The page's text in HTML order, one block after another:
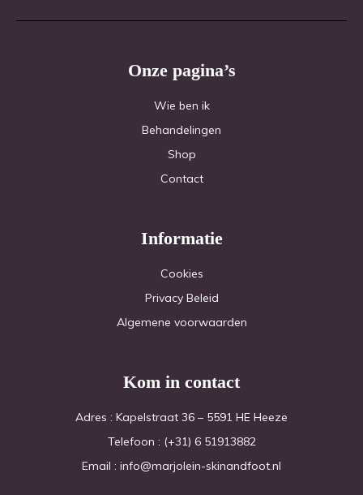
Onze pagina’s
Wie ben ik
Behandelingen
Shop
Contact
Informatie
Cookies
Privacy Beleid
Algemene voorwaarden
Kom in contact
Adres : Kapelstraat 36 – 5591 HE Heeze
Telefoon : (+31) 6 51913882
Email : info@marjolein-skinandfoot.nl